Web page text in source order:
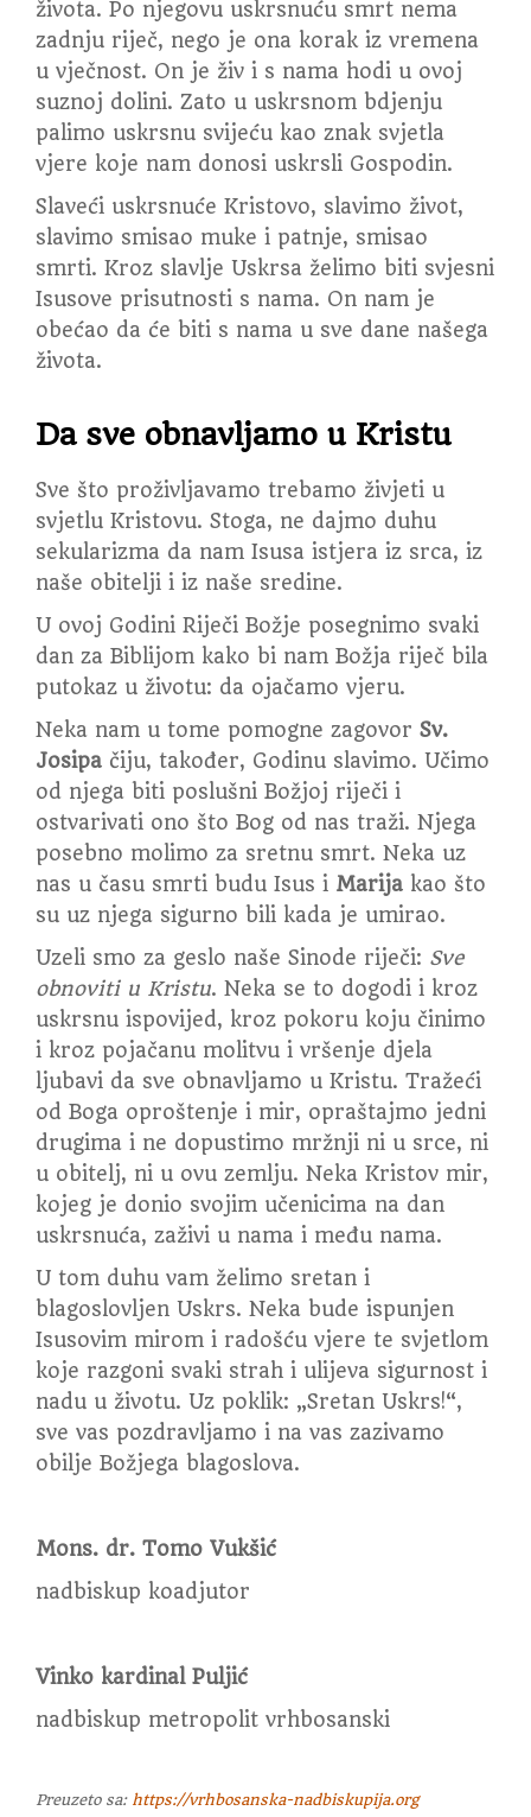
života. Po njegovu uskrsnuću smrt nema
zadnju riječ, nego je ona korak iz vremena
u vječnost. On je živ i s nama hodi u ovoj
suznoj dolini. Zato u uskrsnom bdjenju
palimo uskrsnu svijeću kao znak svjetla
vjere koje nam donosi uskrsli Gospodin.
Slaveći uskrsnuće Kristovo, slavimo život,
slavimo smisao muke i patnje, smisao
smrti. Kroz slavlje Uskrsa želimo biti svjesni
Isusove prisutnosti s nama. On nam je
obećao da će biti s nama u sve dane našega
života.
Da sve obnavljamo u Kristu
Sve što proživljavamo trebamo živjeti u
svjetlu Kristovu. Stoga, ne dajmo duhu
sekularizma da nam Isusa istjera iz srca, iz
naše obitelji i iz naše sredine.
U ovoj Godini Riječi Božje posegnimo svaki
dan za Biblijom kako bi nam Božja riječ bila
putokaz u životu: da ojačamo vjeru.
Neka nam u tome pomogne zagovor Sv.
Josipa čiju, također, Godinu slavimo. Učimo
od njega biti poslušni Božjoj riječi i
ostvarivati ono što Bog od nas traži. Njega
posebno molimo za sretnu smrt. Neka uz
nas u času smrti budu Isus i Marija kao što
su uz njega sigurno bili kada je umirao.
Uzeli smo za geslo naše Sinode riječi: Sve
obnoviti u Kristu. Neka se to dogodi i kroz
uskrsnu ispovijed, kroz pokoru koju činimo
i kroz pojačanu molitvu i vršenje djela
ljubavi da sve obnavljamo u Kristu. Tražeći
od Boga oproštenje i mir, opraštajmo jedni
drugima i ne dopustimo mržnji ni u srce, ni
u obitelj, ni u ovu zemlju. Neka Kristov mir,
kojeg je donio svojim učenicima na dan
uskrsnuća, zaživi u nama i među nama.
U tom duhu vam želimo sretan i
blagoslovljen Uskrs. Neka bude ispunjen
Isusovim mirom i radošću vjere te svjetlom
koje razgoni svaki strah i ulijeva sigurnost i
nadu u životu. Uz poklik: „Sretan Uskrs!“,
sve vas pozdravljamo i na vas zazivamo
obilje Božjega blagoslova.
Mons. dr. Tomo Vukšić
nadbiskup koadjutor
Vinko kardinal Puljić
nadbiskup metropolit vrhbosanski
Preuzeto sa: https://vrhbosanska-nadbiskupija.org